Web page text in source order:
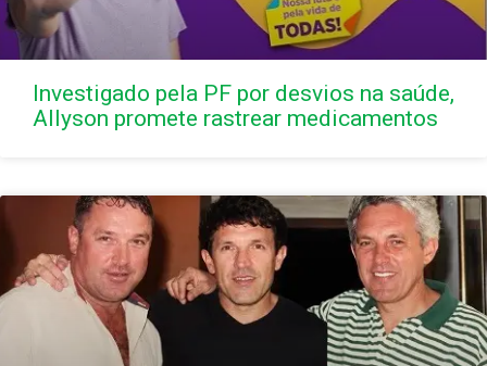
Investigado pela PF por desvios na saúde,
Allyson promete rastrear medicamentos